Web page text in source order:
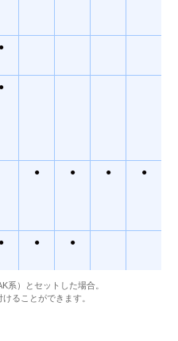
●
●
● ● ● ●
● ● ●
系）とセットした場合。
ることができます。